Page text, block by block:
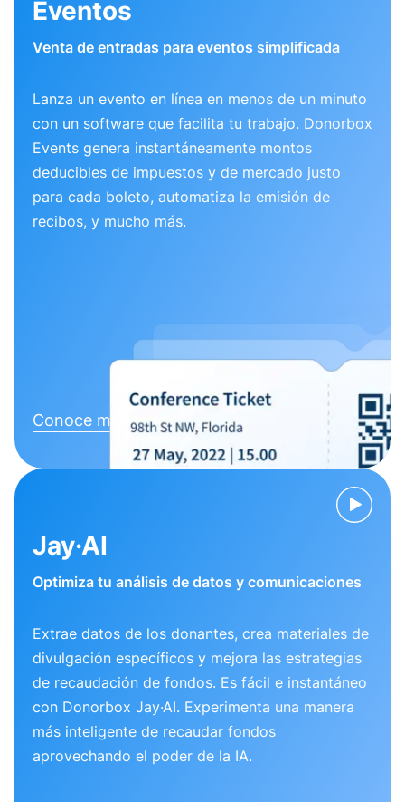
Eventos
Venta de entradas para eventos simplificada
Lanza un evento en línea en menos de un minuto
con un software que facilita tu trabajo. Donorbox
Events genera instantáneamente montos
deducibles de impuestos y de mercado justo
para cada boleto, automatiza la emisión de
recibos, y mucho más.
Conoce más
Jay·AI
Optimiza tu análisis de datos y comunicaciones
Extrae datos de los donantes, crea materiales de
divulgación específicos y mejora las estrategias
de recaudación de fondos. Es fácil e instantáneo
con Donorbox Jay·AI. Experimenta una manera
más inteligente de recaudar fondos
aprovechando el poder de la IA.